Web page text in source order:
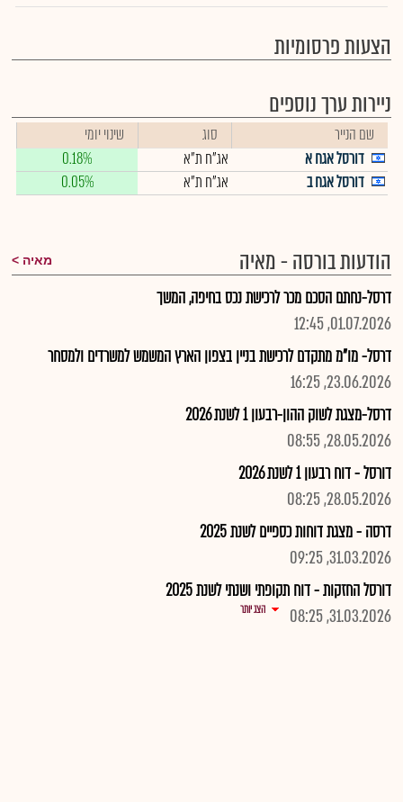
הצעות פרסומיות
ניירות ערך נוספים
שם הנייר סוג
שינוי יומי
דורסל אגח א
אג"ח ת"א
0.18%
דורסל אגח ב
אג"ח ת"א 0.05%
הודעות בורסה - מאיה מאיה
דרסל-נחתם הסכם מכר לרכישת נכס בחיפה, המשך
01.07.2026, 12:45
דרסל- מו"מ מתקדם לרכישת בניין בצפון הארץ המשמש למשרדים ולמסחר
23.06.2026, 16:25
דרסל-מצגת לשוק ההון-רבעון 1 לשנת 2026
28.05.2026, 08:55
דורסל - דוח רבעון 1 לשנת 2026
28.05.2026, 08:25
דרסה - מצגת דוחות כספיים לשנת 2025
31.03.2026, 09:25
דורסל החזקות - דוח תקופתי ושנתי לשנת 2025
31.03.2026, 08:25
הצג יותר